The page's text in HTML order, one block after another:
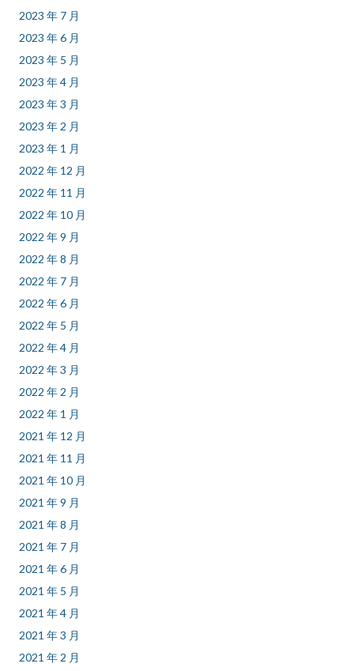
2023 年 7 月
2023 年 6 月
2023 年 5 月
2023 年 4 月
2023 年 3 月
2023 年 2 月
2023 年 1 月
2022 年 12 月
2022 年 11 月
2022 年 10 月
2022 年 9 月
2022 年 8 月
2022 年 7 月
2022 年 6 月
2022 年 5 月
2022 年 4 月
2022 年 3 月
2022 年 2 月
2022 年 1 月
2021 年 12 月
2021 年 11 月
2021 年 10 月
2021 年 9 月
2021 年 8 月
2021 年 7 月
2021 年 6 月
2021 年 5 月
2021 年 4 月
2021 年 3 月
2021 年 2 月